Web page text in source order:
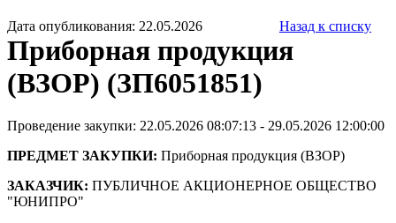
Дата опубликования: 22.05.2026 Назад к списку
Приборная продукция
(ВЗОР) (ЗП6051851)
Проведение закупки: 22.05.2026 08:07:13 - 29.05.2026 12:00:00
ПРЕДМЕТ ЗАКУПКИ: Приборная продукция (ВЗОР)
ЗАКАЗЧИК: ПУБЛИЧНОЕ АКЦИОНЕРНОЕ ОБЩЕСТВО
"ЮНИПРО"